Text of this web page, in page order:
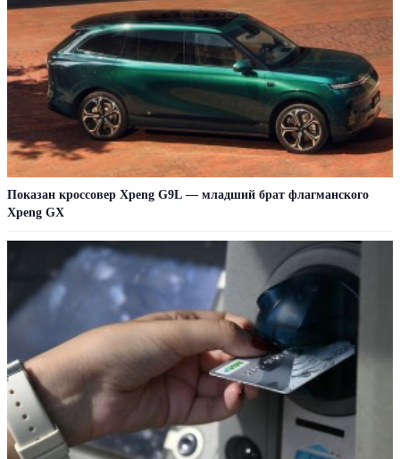
Показан кроссовер Xpeng G9L — младший брат флагманского
Xpeng GX